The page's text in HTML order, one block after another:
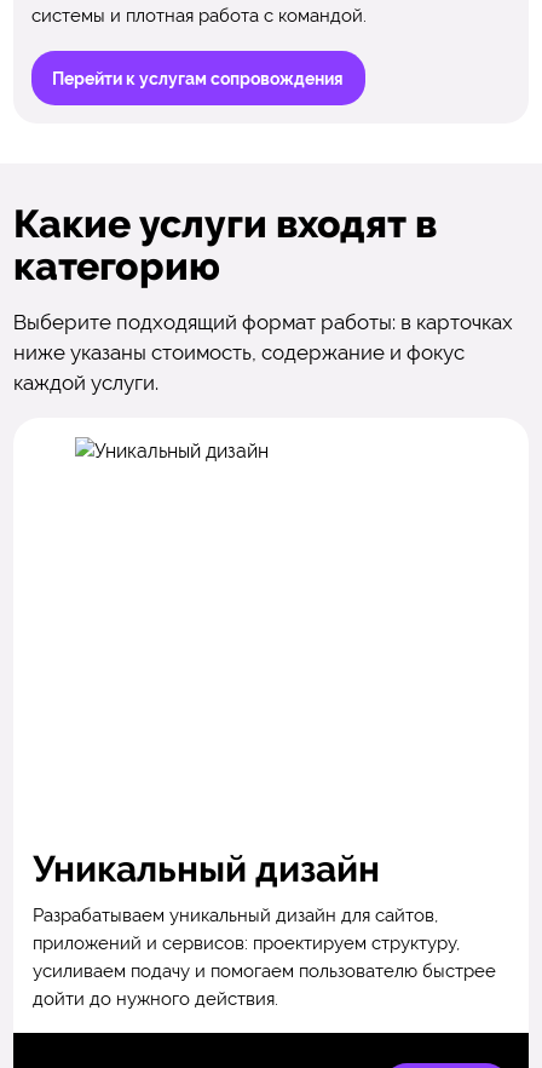
системы и плотная работа с командой.
Перейти к услугам сопровождения
Какие услуги входят в
категорию
Выберите подходящий формат работы: в карточках
ниже указаны стоимость, содержание и фокус
каждой услуги.
Уникальный дизайн
Разрабатываем уникальный дизайн для сайтов,
приложений и сервисов: проектируем структуру,
усиливаем подачу и помогаем пользователю быстрее
дойти до нужного действия.